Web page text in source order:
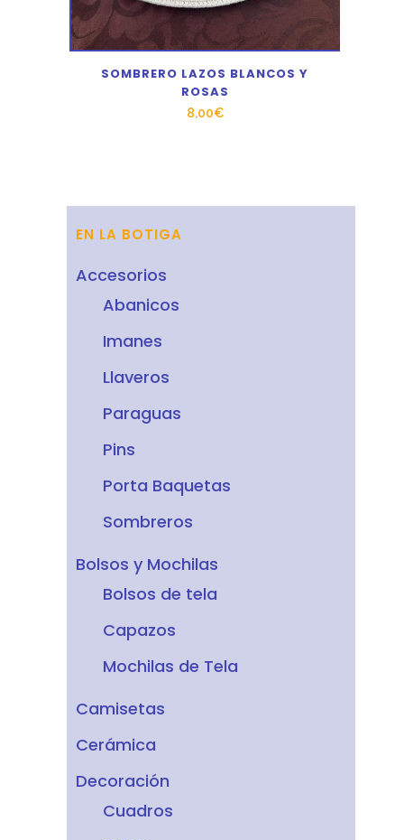
SOMBRERO LAZOS BLANCOS Y
ROSAS
8,00€
EN LA BOTIGA
Accesorios
Abanicos
Imanes
Llaveros
Paraguas
Pins
Porta Baquetas
Sombreros
Bolsos y Mochilas
Bolsos de tela
Capazos
Mochilas de Tela
Camisetas
Cerámica
Decoración
Cuadros